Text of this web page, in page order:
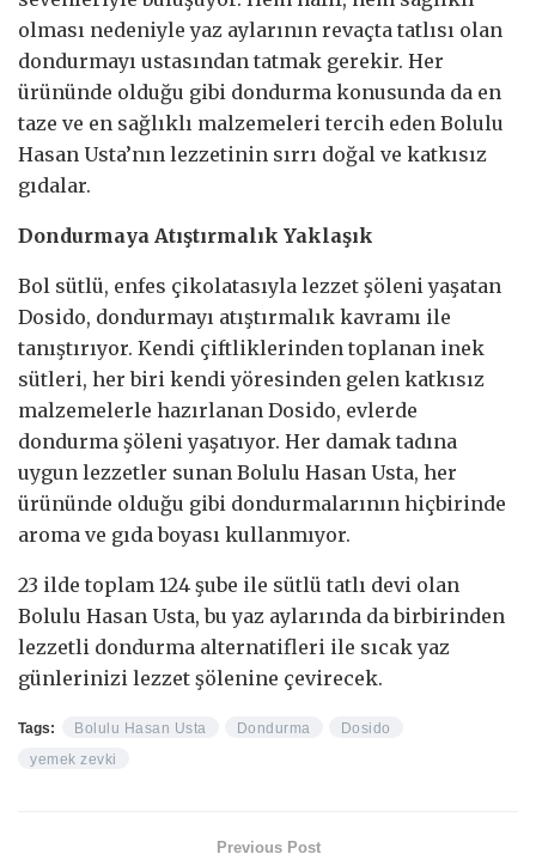
olması nedeniyle yaz aylarının revaçta tatlısı olan
dondurmayı ustasından tatmak gerekir. Her
ürününde olduğu gibi dondurma konusunda da en
taze ve en sağlıklı malzemeleri tercih eden Bolulu
Hasan Usta’nın lezzetinin sırrı doğal ve katkısız
gıdalar.
Dondurmaya Atıştırmalık Yaklaşık
Bol sütlü, enfes çikolatasıyla lezzet şöleni yaşatan
Dosido, dondurmayı atıştırmalık kavramı ile
tanıştırıyor. Kendi çiftliklerinden toplanan inek
sütleri, her biri kendi yöresinden gelen katkısız
malzemelerle hazırlanan Dosido, evlerde
dondurma şöleni yaşatıyor. Her damak tadına
uygun lezzetler sunan Bolulu Hasan Usta, her
ürününde olduğu gibi dondurmalarının hiçbirinde
aroma ve gıda boyası kullanmıyor.
23 ilde toplam 124 şube ile sütlü tatlı devi olan
Bolulu Hasan Usta, bu yaz aylarında da birbirinden
lezzetli dondurma alternatifleri ile sıcak yaz
günlerinizi lezzet şölenine çevirecek.
Tags: Bolulu Hasan Usta Dondurma
Dosido
yemek zevki
Previous Post